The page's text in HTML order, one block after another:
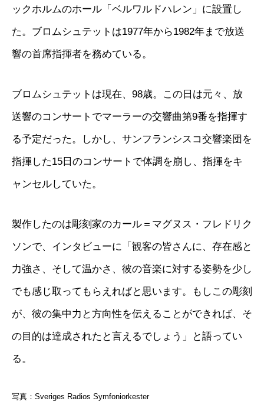
ックホルムのホール「ベルワルドハレン」に設置し
た。ブロムシュテットは1977年から1982年まで放送
響の首席指揮者を務めている。
ブロムシュテットは現在、98歳。この日は元々、放
送響のコンサートでマーラーの交響曲第9番を指揮す
る予定だった。しかし、サンフランシスコ交響楽団を
指揮した15日のコンサートで体調を崩し、指揮をキ
ャンセルしていた。
製作したのは彫刻家のカール＝マグヌス・フレドリク
ソンで、インタビューに「観客の皆さんに、存在感と
力強さ、そして温かさ、彼の音楽に対する姿勢を少し
でも感じ取ってもらえればと思います。もしこの彫刻
が、彼の集中力と方向性を伝えることができれば、そ
の目的は達成されたと言えるでしょう」と語ってい
る。
写真：Sveriges Radios Symfoniorkester